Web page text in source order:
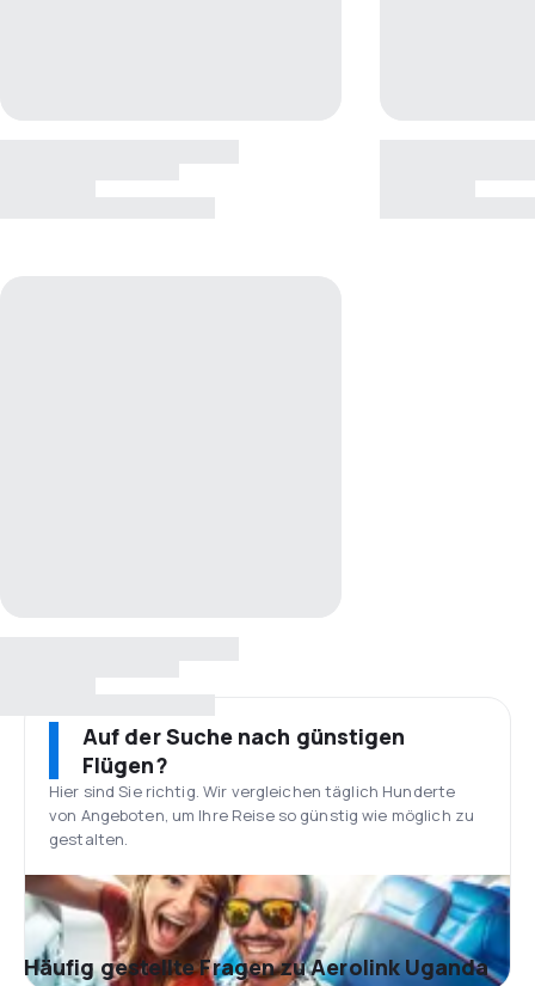
Auf der Suche nach günstigen
Flügen?
Hier sind Sie richtig. Wir vergleichen täglich Hunderte
von Angeboten, um Ihre Reise so günstig wie möglich zu
gestalten.
Häufig gestellte Fragen zu Aerolink Uganda